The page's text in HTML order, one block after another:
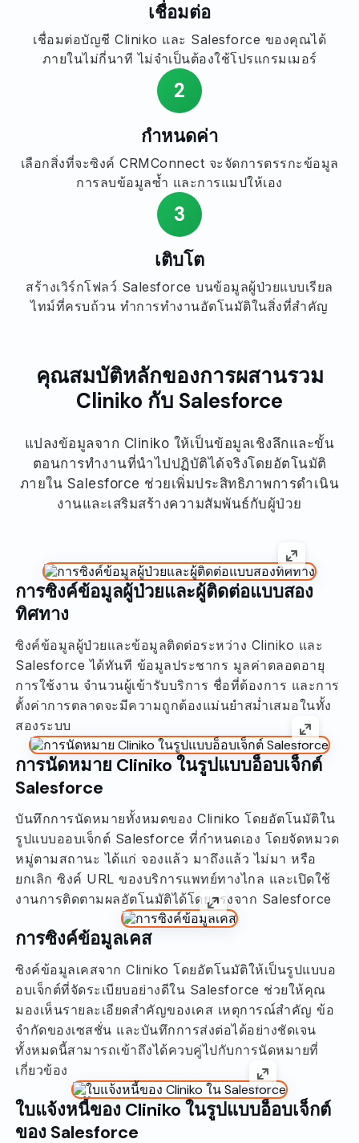
เชื่อมต่อ
เชื่อมต่อบัญชี Cliniko และ Salesforce ของคุณได้
ภายในไม่กี่นาที ไม่จำเป็นต้องใช้โปรแกรมเมอร์
2
กำหนดค่า
เลือกสิ่งที่จะซิงค์ CRMConnect จะจัดการตรรกะข้อมูล
การลบข้อมูลซ้ำ และการแมปให้เอง
3
เติบโต
สร้างเวิร์กโฟลว์ Salesforce บนข้อมูลผู้ป่วยแบบเรียล
ไทม์ที่ครบถ้วน ทำการทำงานอัตโนมัติในสิ่งที่สำคัญ
คุณสมบัติหลักของการผสานรวม
Cliniko กับ Salesforce
แปลงข้อมูลจาก Cliniko ให้เป็นข้อมูลเชิงลึกและขั้น
ตอนการทำงานที่นำไปปฏิบัติได้จริงโดยอัตโนมัติ
ภายใน Salesforce ช่วยเพิ่มประสิทธิภาพการดำเนิน
งานและเสริมสร้างความสัมพันธ์กับผู้ป่วย
การซิงค์ข้อมูลผู้ป่วยและผู้ติดต่อแบบสอง
ทิศทาง
ซิงค์ข้อมูลผู้ป่วยและข้อมูลติดต่อระหว่าง Cliniko และ
Salesforce ได้ทันที ข้อมูลประชากร มูลค่าตลอดอายุ
การใช้งาน จำนวนผู้เข้ารับบริการ ชื่อที่ต้องการ และการ
ตั้งค่าการตลาดจะมีความถูกต้องแม่นยำสม่ำเสมอในทั้ง
สองระบบ
การนัดหมาย Cliniko ในรูปแบบอ็อบเจ็กต์
Salesforce
บันทึกการนัดหมายทั้งหมดของ Cliniko โดยอัตโนมัติใน
รูปแบบออบเจ็กต์ Salesforce ที่กำหนดเอง โดยจัดหมวด
หมู่ตามสถานะ ได้แก่ จองแล้ว มาถึงแล้ว ไม่มา หรือ
ยกเลิก ซิงค์ URL ของบริการแพทย์ทางไกล และเปิดใช้
งานการติดตามผลอัตโนมัติได้โดยตรงจาก Salesforce
การซิงค์ข้อมูลเคส
ซิงค์ข้อมูลเคสจาก Cliniko โดยอัตโนมัติให้เป็นรูปแบบอ
อบเจ็กต์ที่จัดระเบียบอย่างดีใน Salesforce ช่วยให้คุณ
มองเห็นรายละเอียดสำคัญของเคส เหตุการณ์สำคัญ ข้อ
จำกัดของเซสชั่น และบันทึกการส่งต่อได้อย่างชัดเจน
ทั้งหมดนี้สามารถเข้าถึงได้ควบคู่ไปกับการนัดหมายที่
เกี่ยวข้อง
ใบแจ้งหนี้ของ Cliniko ในรูปแบบอ็อบเจ็กต์
ของ Salesforce